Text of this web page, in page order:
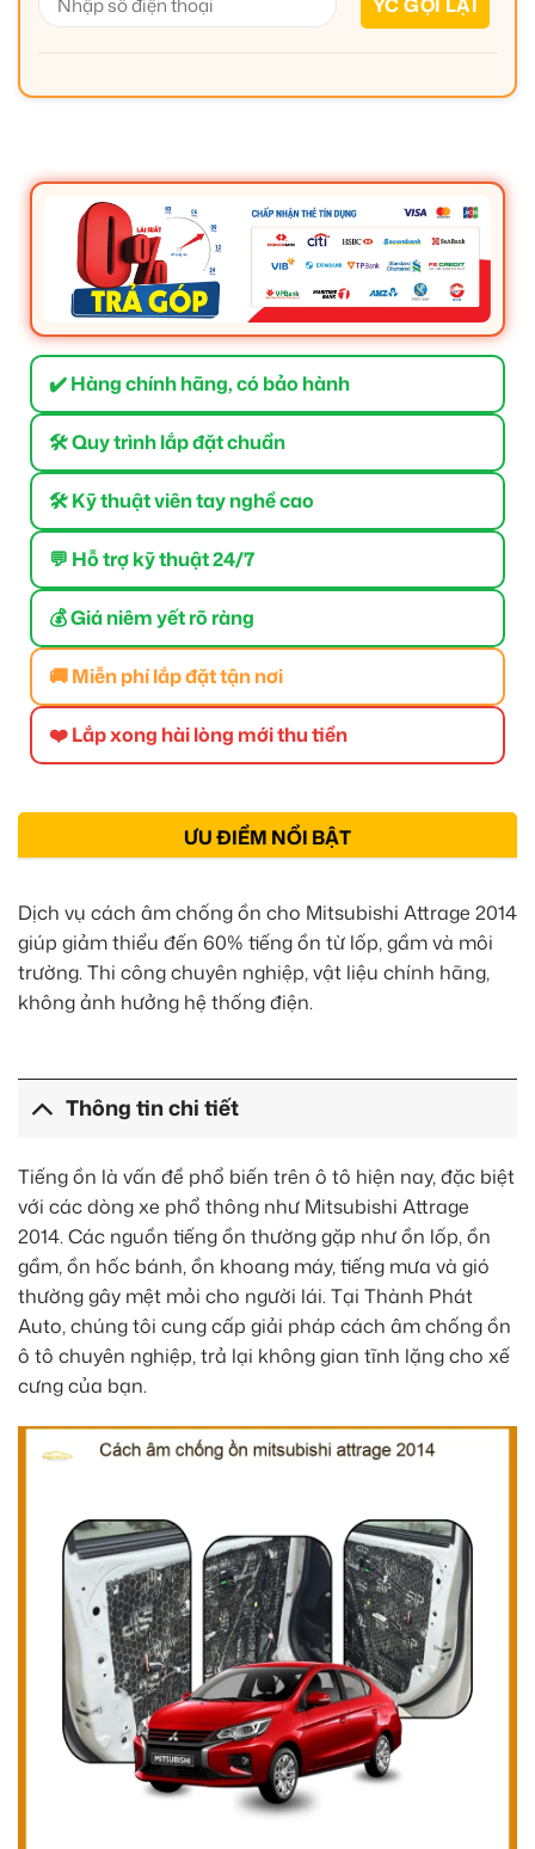
✔️ Hàng chính hãng, có bảo hành
🛠 Quy trình lắp đặt chuẩn
🛠 Kỹ thuật viên tay nghề cao
💬 Hỗ trợ kỹ thuật 24/7
💰 Giá niêm yết rõ ràng
🚚 Miễn phí lắp đặt tận nơi
❤️ Lắp xong hài lòng mới thu tiền
ƯU ĐIỂM NỔI BẬT
Dịch vụ cách âm chống ồn cho Mitsubishi Attrage 2014
giúp giảm thiểu đến 60% tiếng ồn từ lốp, gầm và môi
trường. Thi công chuyên nghiệp, vật liệu chính hãng,
không ảnh hưởng hệ thống điện.
Thông tin chi tiết
Tiếng ồn là vấn đề phổ biến trên ô tô hiện nay, đặc biệt
với các dòng xe phổ thông như Mitsubishi Attrage
2014. Các nguồn tiếng ồn thường gặp như ồn lốp, ồn
gầm, ồn hốc bánh, ồn khoang máy, tiếng mưa và gió
thường gây mệt mỏi cho người lái. Tại Thành Phát
Auto, chúng tôi cung cấp giải pháp cách âm chống ồn
ô tô chuyên nghiệp, trả lại không gian tĩnh lặng cho xế
cưng của bạn.